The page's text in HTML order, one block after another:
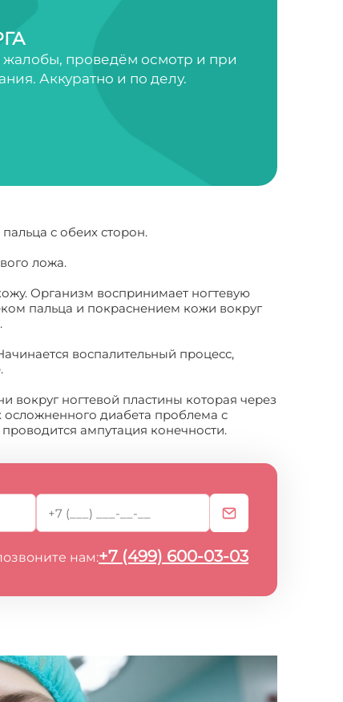
проведём осмотр и при
Аккуратно и по делу.
с обеих сторон.
ложа.
Организм воспринимает ногтевую
пальца и покраснением кожи вокруг
воспалительный процесс,
вокруг ногтевой пластины которая через
диабета проблема с
ампутация конечности.
нам:+7 (499) 600-03-03